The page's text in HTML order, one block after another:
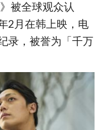
被全球观众认
2月在韩上映，电
录，被誉为「千万